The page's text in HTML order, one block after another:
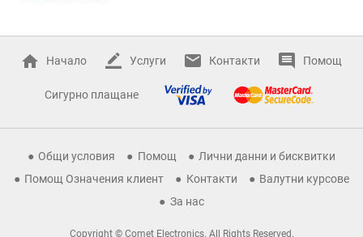
Начало Услуги Контакти Помощ
Сигурно плащане
Общи условия Помощ
Лични данни и бисквитки
Помощ Означения клиент
Контакти
Валутни курсове
За нас
Copyright © Comet Electronics. All Rights Reserved.